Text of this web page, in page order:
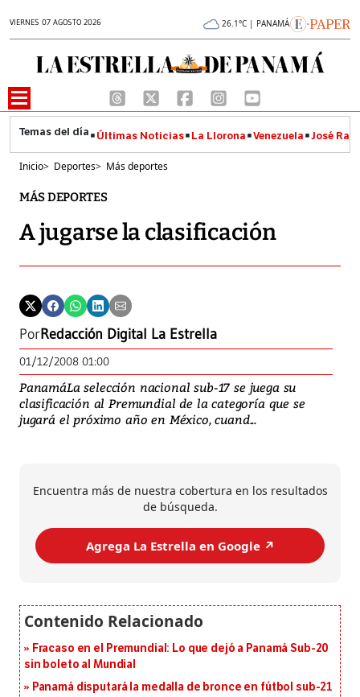
VIERNES 07 AGOSTO 2026 26.1°C | PANAMÁ
Últimas Noticias La Llorona Venezuela José
Inicio> Deportes> Más deportes
MÁS DEPORTES
A jugarse la clasificación
PorRedacción Digital La Estrella
01/12/2008 01:00
PanamáLa selección nacional sub-17 se juega su
clasificación al Premundial de la categoría que se
jugará el próximo año en México, cuand...
Encuentra más de nuestra cobertura en los resultados
de búsqueda.
Agrega La Estrella en Google ↗️
Fracaso en el Premundial: Lo que dejó a Panamá Sub-20
sin boleto al Mundial
Panamá disputará la medalla de bronce en fútbol sub-21